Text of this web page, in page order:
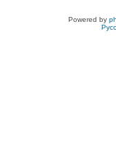
Powered by